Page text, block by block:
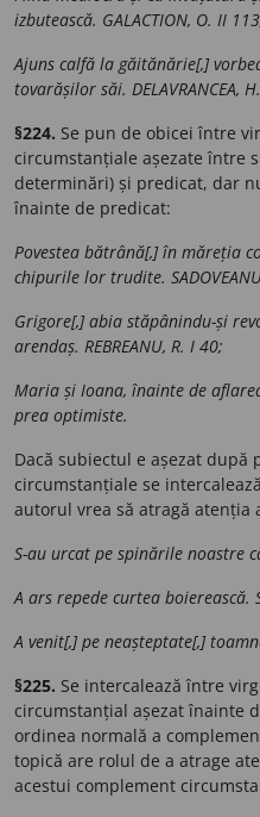
izbutească. GALACTION, O. II
Ajuns calfă la găitănărie[,]
tovarășilor săi. DELAVRANCEA,
§224. Se pun de obicei între
circumstanțiale așezate între
determinări) și predicat, dar
înainte de predicat:
Povestea bătrână[,] în măreția
chipurile lor trudite.
Grigore[,] abia stăpânindu-și
arendaș. REBREANU, R. I 40;
Maria și Ioana, înainte de
prea optimiste.
Dacă subiectul e așezat după
circumstanțiale se
autorul vrea să atragă atenția
S-au urcat pe spinările noastre
A ars repede curtea boierească.
A venit[,] pe neașteptate[,]
§225. Se intercalează între
circumstanțial așezat înainte
ordinea normală a
topică are rolul de a atrage
acestui complement